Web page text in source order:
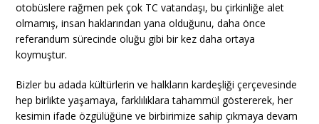
otobüslere rağmen pek çok TC vatandaşı, bu çirkinliğe alet
olmamış, insan haklarından yana olduğunu, daha önce
referandum sürecinde oluğu gibi bir kez daha ortaya
koymuştur.
Bizler bu adada kültürlerin ve halkların kardeşliği çerçevesinde
hep birlikte yaşamaya, farklılıklara tahammül göstererek, her
kesimin ifade özgülüğüne ve birbirimize sahip çıkmaya devam